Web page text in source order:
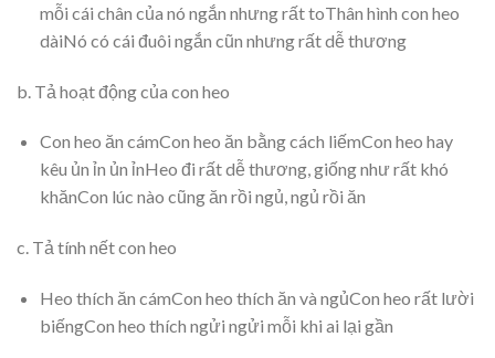
mỗi cái chân của nó ngắn nhưng rất toThân hình con heo
dàiNó có cái đuôi ngắn cũn nhưng rất dễ thương
b. Tả hoạt động của con heo
Con heo ăn cámCon heo ăn bằng cách liếmCon heo hay
kêu ủn ỉn ủn ỉnHeo đi rất dễ thương, giống như rất khó
khănCon lúc nào cũng ăn rồi ngủ, ngủ rồi ăn
c. Tả tính nết con heo
Heo thích ăn cámCon heo thích ăn và ngủCon heo rất lười
biếngCon heo thích ngửi ngửi mỗi khi ai lại gần